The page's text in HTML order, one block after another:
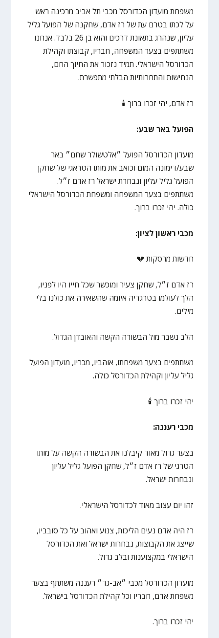
משפחת מועדון הכדורסל מכבי תל אביב מרכינה ראש
על לכתו בטרם עת של רז אדם, שחקנה של הפועל גליל
עליון, שנהרג בתאונת דרכים והוא בן 26 בלבד. אנחנו
משתתפים בצער המשפחה, חבריו, קבוצתו וקהילת
הכדורסל הישראלי. תמיד נזכור את החיוך החם,
הנחישות והתחרותיות הבלתי מתפשרת.
רז אדם, יהי זכרו ברוך 🕯️
הפועל באר שבע:
מועדון הכדורסל הפועל ״אלטשולר שחם״ באר
שבע/דימונה המום וכואב את מותו הטראגי של שחקן
הפועל גליל עליון ונבחרת ישראל רז אדם ז״ל.
משתתפים בצער המשפחה ומשפחת הכדורסל הישראלי
כולה. יהי זכרו ברוך.
מכבי ראשון לציון:
חדשות מרסקות 💔
רז אדם ז״ל, שחקן צעיר ומוכשר שכל חייו היו לפניו,
הלך לעולמו בטרגדיה איומה שהשאירה את כולנו בלי
מילים.
הלב נשבר מול הבשורה הקשה והאובדן הגדול.
משתתפים בצער משפחתו, אוהביו, מכריו, מועדון הפועל
גליל עליון וקהילת הכדורסל כולה.
יהי זכרו ברוך 🕯️
מכבי רעננה:
בצער גדול מאוד קיבלנו את הבשורה הקשה על מותו
הטרגי של רז אדם ז״ל, שחקן הפועל גליל עליון
ונבחרות ישראל.
זהו יום עצוב מאוד לכדורסל הישראלי.
רז היה אדם נעים הליכות, צנוע ואהוב על כל סובביו,
שייצג את הקבוצות, נבחרות ישראל ואת הכדורסל
הישראלי במקצוענות ובלב גדול.
מועדון הכדורסל מכבי ״אב-גד״ רעננה משתתף בצער
משפחת אדם, חבריו וכל קהילת הכדורסל בישראל.
יהי זכרו ברוך.